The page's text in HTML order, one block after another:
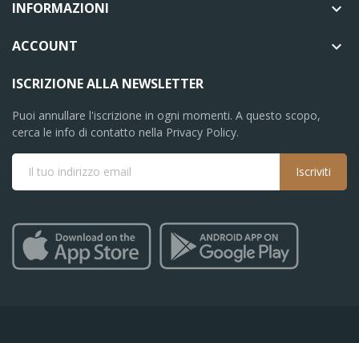
INFORMAZIONI 
ACCOUNT 
ISCRIZIONE ALLA NEWSLETTER
Puoi annullare l'iscrizione in ogni momenti. A questo scopo,
cerca le info di contatto nella Privacy Policy.
Iscriviti